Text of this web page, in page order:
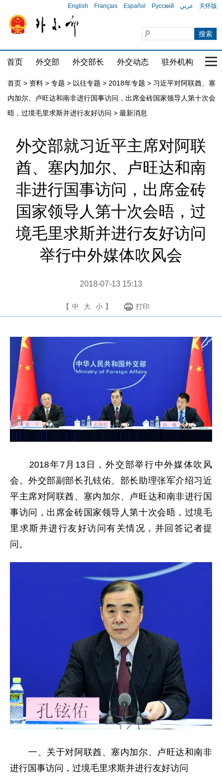
English Français Español Русский عربي 关怀版
首页 外交部 外交部长 外交动态 驻外机构 国
首页 > 资料 > 专题 > 以往专题 > 2018年专题 > 习近平对阿联酋、塞
内加尔、卢旺达和南非进行国事访问，出席金砖国家领导人第十次会
晤，过境毛里求斯并进行友好访问 > 最新消息
外交部就习近平主席对阿联
酋、塞内加尔、卢旺达和南
非进行国事访问，出席金砖
国家领导人第十次会晤，过
境毛里求斯并进行友好访问
举行中外媒体吹风会
2018-07-13 15:13
【 中 大 小 】 打印
2018年7月13日，外交部举行中外媒体吹风
会。外交部副部长孔铉佑、部长助理张军介绍习近
平主席对阿联酋、塞内加尔、卢旺达和南非进行国
事访问，出席金砖国家领导人第十次会晤，过境毛
里求斯并进行友好访问有关情况，并回答记者提
问。
一、关于对阿联酋、塞内加尔、卢旺达和南非
进行国事访问，过境毛里求斯并进行友好访问